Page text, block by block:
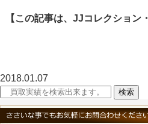
【この記事は、 JJコレクション・
2018.01.07